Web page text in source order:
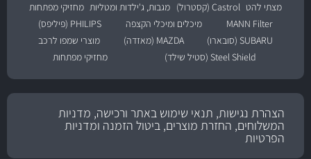
מצתי להט Castrol (קסטרול) מגבות, ג'ילדות ומטליות מחזיקי מפתחות
MANN Filter
מיכלים ומיכלי הקצפה
PHILIPS (פיליפס)
SUBARU (סובארו)
MAZDA (מאזדה)
מוצרי שמפו לרכב
Steel Shield (סטיל שילד)
מחזיקי מפתחות
הצהרת נגישות, תנאי שימוש באתר ורכישה, מדניות
המשלוחים, החזרת מוצרים, ביטול הזמנה ומדניות
הפרטיות